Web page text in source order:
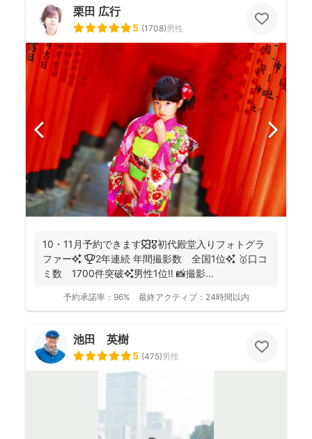
栗田 広行
5 (1708)男性
10・11月予約できます🍁🎖初代殿堂入りフォトグラ
ファー✨ 🏆2年連続 年間撮影数 全国1位✨ 🥇口コ
ミ数 1700件突破✨男性1位‼️ 📸撮影...
予約承諾率： 96% 最終アクティブ： 24時間以内
池田 英樹
5 (475)男性